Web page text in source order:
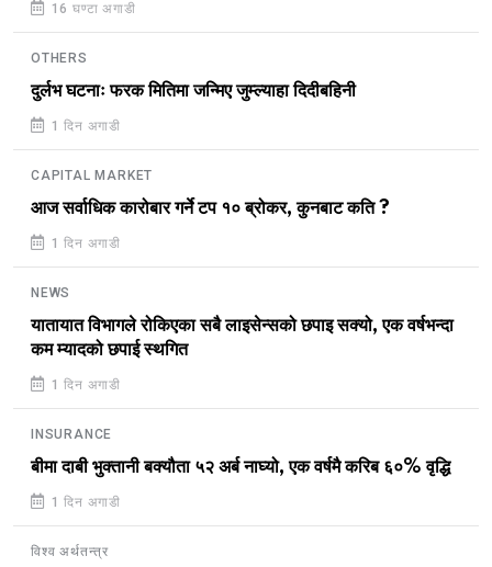
16 घण्टा अगाडी
OTHERS
दुर्लभ घटनाः फरक मितिमा जन्मिए जुम्ल्याहा दिदीबहिनी
1 दिन अगाडी
CAPITAL MARKET
आज सर्वाधिक कारोबार गर्ने टप १० ब्रोकर, कुनबाट कति ?
1 दिन अगाडी
NEWS
यातायात विभागले रोकिएका सबै लाइसेन्सको छपाइ सक्यो, एक वर्षभन्दा
कम म्यादको छपाई स्थगित
1 दिन अगाडी
INSURANCE
बीमा दाबी भुक्तानी बक्यौता ५२ अर्ब नाघ्यो, एक वर्षमै करिब ६०% वृद्धि
1 दिन अगाडी
विश्व अर्थतन्त्र